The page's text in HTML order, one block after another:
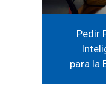
Pedir
para la